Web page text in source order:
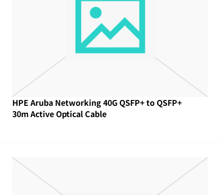
HPE Aruba Networking 40G QSFP+ to QSFP+
30m Active Optical Cable